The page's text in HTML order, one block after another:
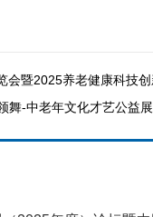
会暨2025养老健康科技
舞-中老年文化才艺公益